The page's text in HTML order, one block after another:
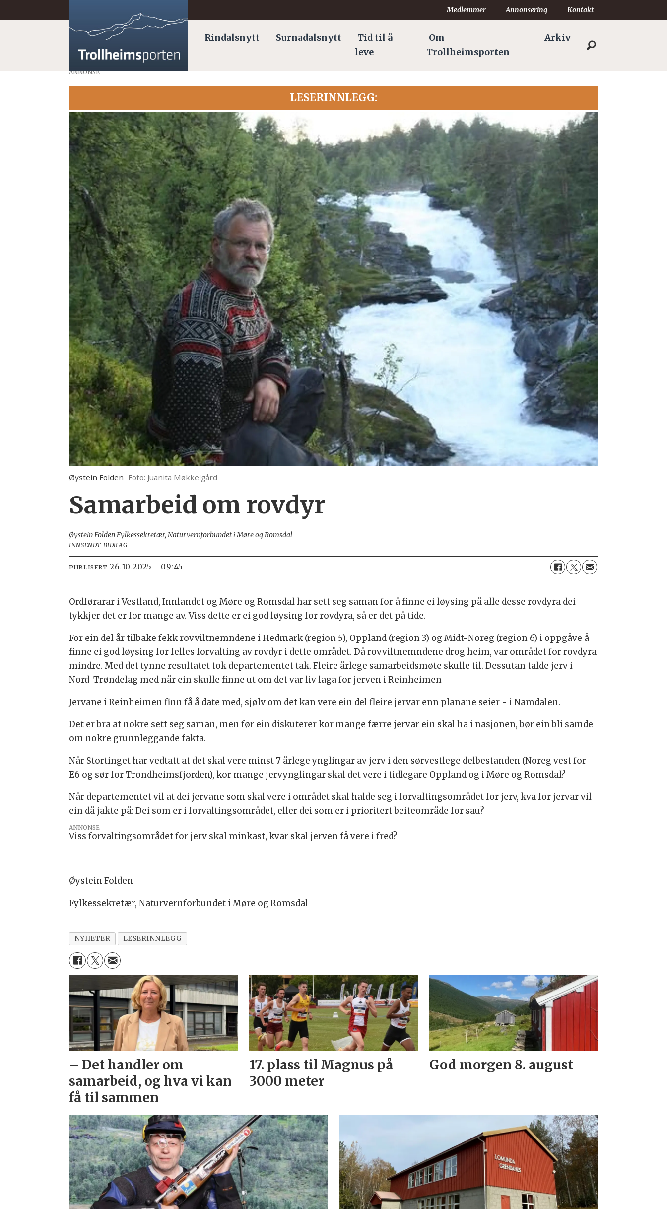
Medlemmer Annonsering Kontakt
Rindalsnytt Surnadalsnytt
Tid til å
leve
Om
Trollheimsporten
Arkiv
ANNONSE
LESERINNLEGG:
Øystein Folden Foto: Juanita Møkkelgård
Samarbeid om rovdyr
Øystein Folden Fylkessekretær, Naturvernforbundet i Møre og Romsdal
INNSENDT BIDRAG
PUBLISERT 26.10.2025 - 09:45
Ordførarar i Vestland, Innlandet og Møre og Romsdal har sett seg saman for å finne ei løysing på alle desse rovdyra dei
tykkjer det er for mange av. Viss dette er ei god løysing for rovdyra, så er det på tide.
For ein del år tilbake fekk rovviltnemndene i Hedmark (region 5), Oppland (region 3) og Midt-Noreg (region 6) i oppgåve å
finne ei god løysing for felles forvalting av rovdyr i dette området. Då rovviltnemndene drog heim, var området for rovdyra
mindre. Med det tynne resultatet tok departementet tak. Fleire årlege samarbeidsmøte skulle til. Dessutan talde jerv i
Nord-Trøndelag med når ein skulle finne ut om det var liv laga for jerven i Reinheimen
Jervane i Reinheimen finn få å date med, sjølv om det kan vere ein del fleire jervar enn planane seier - i Namdalen.
Det er bra at nokre sett seg saman, men før ein diskuterer kor mange færre jervar ein skal ha i nasjonen, bør ein bli samde
om nokre grunnleggande fakta.
Når Stortinget har vedtatt at det skal vere minst 7 årlege ynglingar av jerv i den sørvestlege delbestanden (Noreg vest for
E6 og sør for Trondheimsfjorden), kor mange jervynglingar skal det vere i tidlegare Oppland og i Møre og Romsdal?
Når departementet vil at dei jervane som skal vere i området skal halde seg i forvaltingsområdet for jerv, kva for jervar vil
ein då jakte på: Dei som er i forvaltingsområdet, eller dei som er i prioritert beiteområde for sau?
ANNONSE
Viss forvaltingsområdet for jerv skal minkast, kvar skal jerven få vere i fred?
Øystein Folden
Fylkessekretær, Naturvernforbundet i Møre og Romsdal
NYHETER LESERINNLEGG
– Det handler om
samarbeid, og hva vi kan
få til sammen
17. plass til Magnus på
3000 meter
God morgen 8. august